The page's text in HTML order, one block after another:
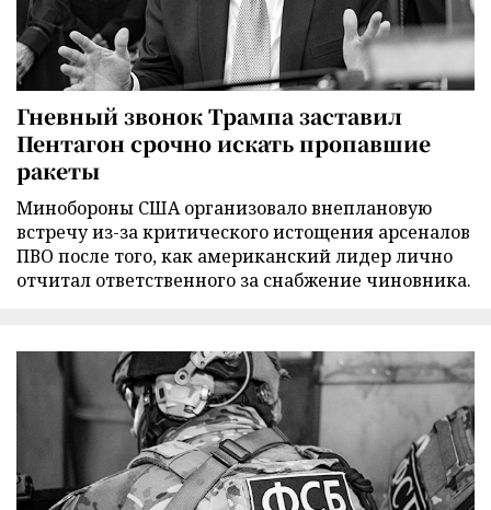
Гневный звонок Трампа заставил
Пентагон срочно искать пропавшие
ракеты
Минобороны США организовало внеплановую
встречу из-за критического истощения арсеналов
ПВО после того, как американский лидер лично
отчитал ответственного за снабжение чиновника.